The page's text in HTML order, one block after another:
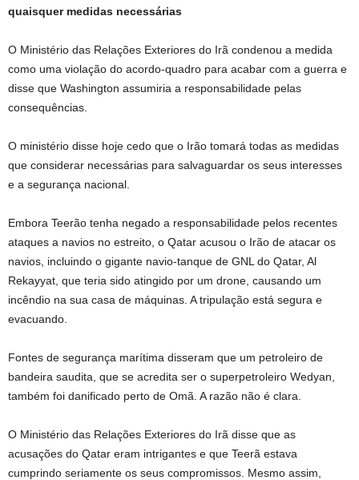
quaisquer medidas necessárias
O Ministério das Relações Exteriores do Irã condenou a medida
como uma violação do acordo-quadro para acabar com a guerra e
disse que Washington assumiria a responsabilidade pelas
consequências.
O ministério disse hoje cedo que o Irão tomará todas as medidas
que considerar necessárias para salvaguardar os seus interesses
e a segurança nacional.
Embora Teerão tenha negado a responsabilidade pelos recentes
ataques a navios no estreito, o Qatar acusou o Irão de atacar os
navios, incluindo o gigante navio-tanque de GNL do Qatar, Al
Rekayyat, que teria sido atingido por um drone, causando um
incêndio na sua casa de máquinas. A tripulação está segura e
evacuando.
Fontes de segurança marítima disseram que um petroleiro de
bandeira saudita, que se acredita ser o superpetroleiro Wedyan,
também foi danificado perto de Omã. A razão não é clara.
O Ministério das Relações Exteriores do Irã disse que as
acusações do Qatar eram intrigantes e que Teerã estava
cumprindo seriamente os seus compromissos. Mesmo assim,